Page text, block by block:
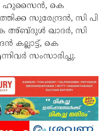
ഹുസൈൻ, കെ
സുരേന്ദ്രൻ, സി പി
അ്ബ്ദുൾ ഖാദർ, സി
കല്ലാട്ട്, കെ
സംസാരിച്ചു.